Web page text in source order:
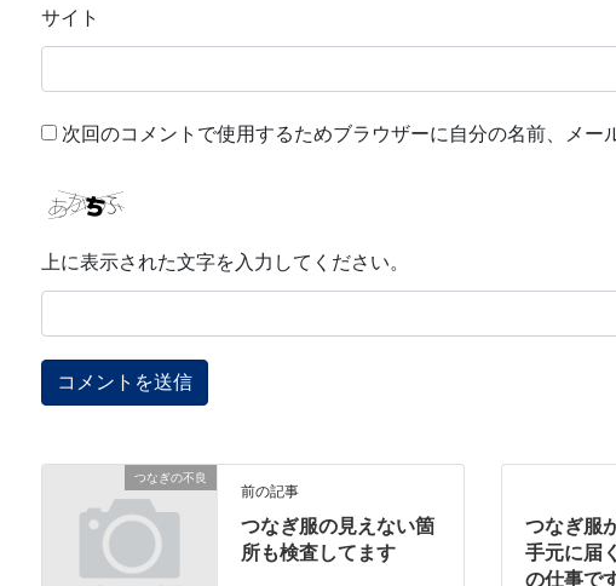
サイト
次回のコメントで使用するためブラウザーに自分の名前、メー
上に表示された文字を入力してください。
つなぎの不良
前の記事
つなぎ服の見えない箇
所も検査してます
つなぎ服
手元に届
の仕事で